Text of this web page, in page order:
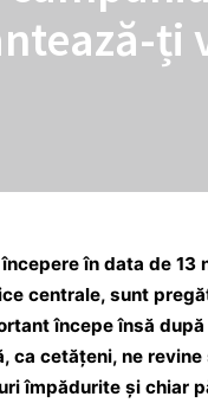
ți
în data de 13
centrale, sunt
începe însă
cetățeni, ne
împădurite și chiar